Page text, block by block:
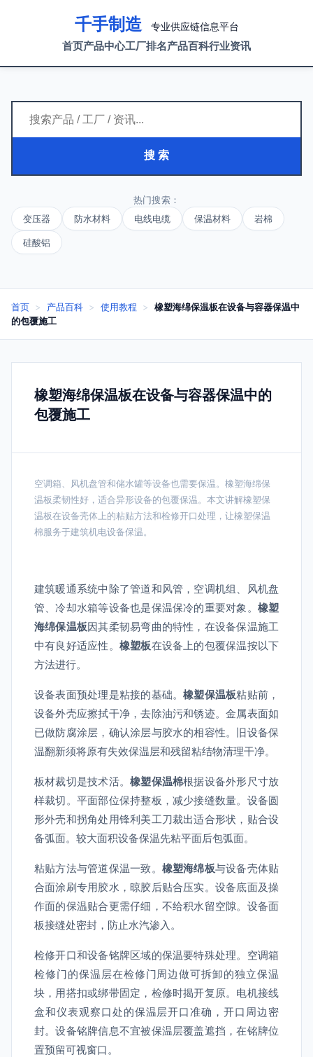
千手制造 专业供应链信息平台
首页产品中心工厂排名产品百科行业资讯
搜 索
热门搜索：
变压器
防水材料 电线电缆 保温材料 岩棉
硅酸铝
首页 > 产品百科 > 使用教程 >
橡塑海绵保温板在设备与容器保温中
的包覆施工
橡塑海绵保温板在设备与容器保温中的
包覆施工
空调箱、风机盘管和储水罐等设备也需要保温。橡塑海绵保
温板柔韧性好，适合异形设备的包覆保温。本文讲解橡塑保
温板在设备壳体上的粘贴方法和检修开口处理，让橡塑保温
棉服务于建筑机电设备保温。
建筑暖通系统中除了管道和风管，空调机组、风机盘
管、冷却水箱等设备也是保温保冷的重要对象。 橡塑
海绵保温板因其柔韧易弯曲的特性，在设备保温施工
中有良好适应性。 橡塑板在设备上的包覆保温按以下
方法进行。
设备表面预处理是粘接的基础。橡塑保温板粘贴前，
设备外壳应擦拭干净，去除油污和锈迹。金属表面如
已做防腐涂层，确认涂层与胶水的相容性。旧设备保
温翻新须将原有失效保温层和残留粘结物清理干净。
板材裁切是技术活。橡塑保温棉根据设备外形尺寸放
样裁切。平面部位保持整板，减少接缝数量。设备圆
形外壳和拐角处用锋利美工刀裁出适合形状，贴合设
备弧面。较大面积设备保温先粘平面后包弧面。
粘贴方法与管道保温一致。 橡塑海绵板与设备壳体贴
合面涂刷专用胶水，晾胶后贴合压实。设备底面及操
作面的保温贴合更需仔细，不给积水留空隙。设备面
板接缝处密封，防止水汽渗入。
检修开口和设备铭牌区域的保温要特殊处理。空调箱
检修门的保温层在检修门周边做可拆卸的独立保温
块，用搭扣或绑带固定，检修时揭开复原。电机接线
盒和仪表观察口处的保温层开口准确，开口周边密
封。设备铭牌信息不宜被保温层覆盖遮挡，在铭牌位
置预留可视窗口。